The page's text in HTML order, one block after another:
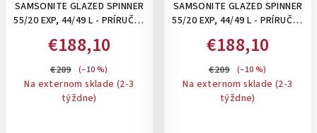
SAMSONITE GLAZED SPINNER
55/20 EXP, 44/49 L - PRÍRUČNÝ
NOTEBOOK, ROZŠÍRITEĽNÝ:
BLACK
€188,10
€209 (–10 %)
Na externom sklade (2-3
týždne)
SAMSONITE GLAZED SPINNER
55/20 EXP, 44/49 L - PRÍRUČNÝ
NOTEBOOK, ROZŠÍRITEĽNÝ:
SANDSTONE
€188,10
€209 (–10 %)
Na externom sklade (2-3
týždne)